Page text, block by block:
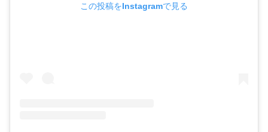
この投稿をInstagramで見る